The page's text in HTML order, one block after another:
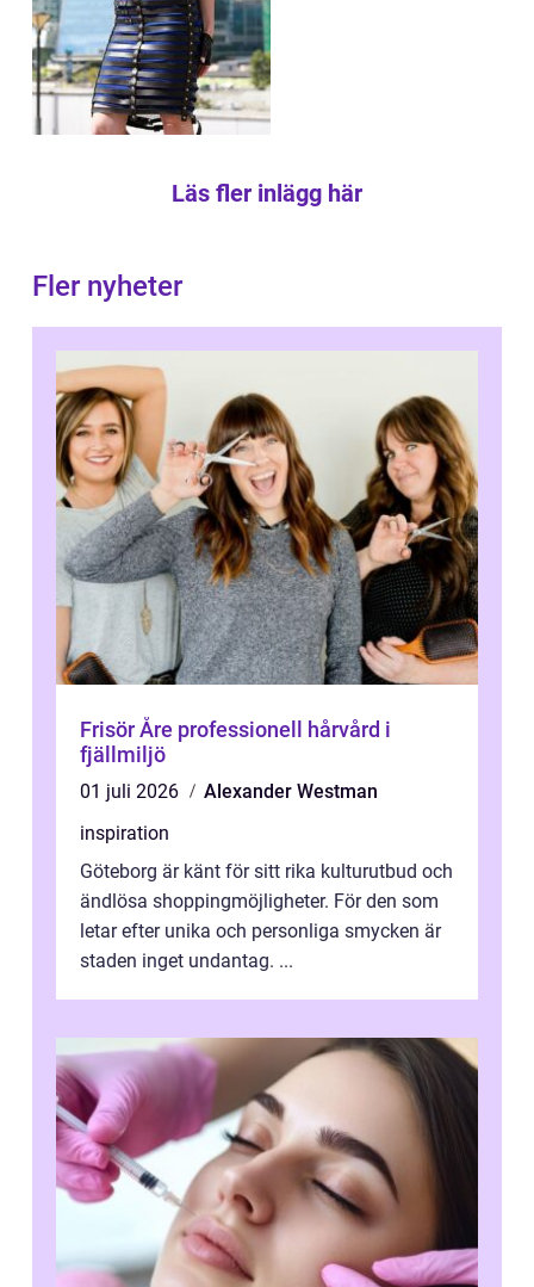
Läs fler inlägg här
Fler nyheter
Frisör Åre professionell hårvård i
fjällmiljö
01 juli 2026
Alexander Westman
inspiration
Göteborg är känt för sitt rika kulturutbud och
ändlösa shoppingmöjligheter. För den som
letar efter unika och personliga smycken är
staden inget undantag. ...